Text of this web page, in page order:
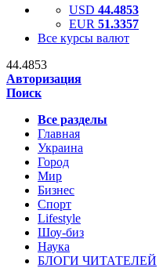
USD 44.4853
EUR 51.3357
Все курсы валют
44.4853
Авторизация
Поиск
Все разделы
Главная
Украина
Город
Мир
Бизнес
Спорт
Lifestyle
Шоу-биз
Наука
БЛОГИ ЧИТАТЕЛЕЙ